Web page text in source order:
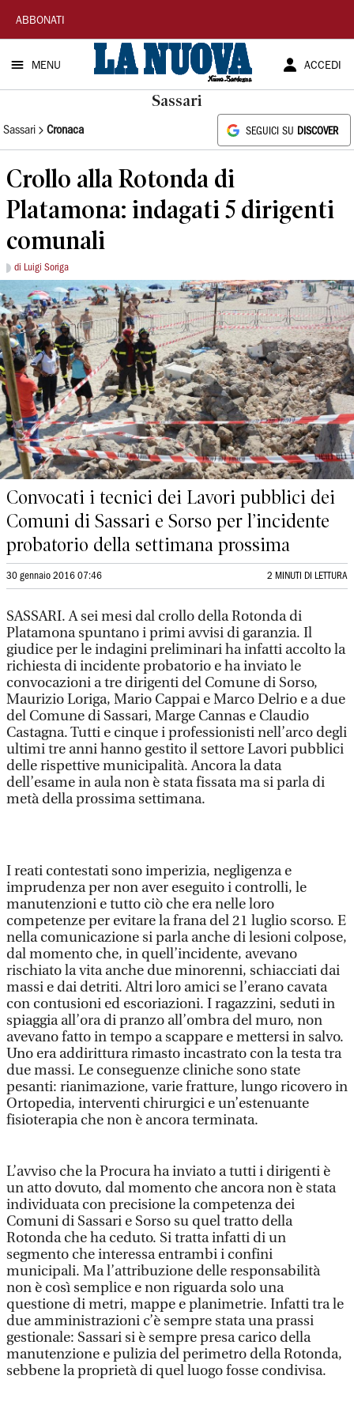
La
Nuova
Sardegna
ABBONATI
MENU ACCEDI
Sassari
Sassari Cronaca SEGUICI SU DISCOVER
Crollo alla Rotonda di
Platamona: indagati 5 dirigenti
comunali
di Luigi Soriga
Convocati i tecnici dei Lavori pubblici dei
Comuni di Sassari e Sorso per l’incidente
probatorio della settimana prossima
30 gennaio 2016 07:46 2 MINUTI DI LETTURA
SASSARI. A sei mesi dal crollo della Rotonda di
Platamona spuntano i primi avvisi di garanzia. Il
giudice per le indagini preliminari ha infatti accolto la
richiesta di incidente probatorio e ha inviato le
convocazioni a tre dirigenti del Comune di Sorso,
Maurizio Loriga, Mario Cappai e Marco Delrio e a due
del Comune di Sassari, Marge Cannas e Claudio
Castagna. Tutti e cinque i professionisti nell’arco degli
ultimi tre anni hanno gestito il settore Lavori pubblici
delle rispettive municipalità. Ancora la data
dell’esame in aula non è stata fissata ma si parla di
metà della prossima settimana.
I reati contestati sono imperizia, negligenza e
imprudenza per non aver eseguito i controlli, le
manutenzioni e tutto ciò che era nelle loro
competenze per evitare la frana del 21 luglio scorso. E
nella comunicazione si parla anche di lesioni colpose,
dal momento che, in quell’incidente, avevano
rischiato la vita anche due minorenni, schiacciati dai
massi e dai detriti. Altri loro amici se l’erano cavata
con contusioni ed escoriazioni. I ragazzini, seduti in
spiaggia all’ora di pranzo all’ombra del muro, non
avevano fatto in tempo a scappare e mettersi in salvo.
Uno era addirittura rimasto incastrato con la testa tra
due massi. Le conseguenze cliniche sono state
pesanti: rianimazione, varie fratture, lungo ricovero in
Ortopedia, interventi chirurgici e un’estenuante
fisioterapia che non è ancora terminata.
L’avviso che la Procura ha inviato a tutti i dirigenti è
un atto dovuto, dal momento che ancora non è stata
individuata con precisione la competenza dei
Comuni di Sassari e Sorso su quel tratto della
Rotonda che ha ceduto. Si tratta infatti di un
segmento che interessa entrambi i confini
municipali. Ma l’attribuzione delle responsabilità
non è così semplice e non riguarda solo una
questione di metri, mappe e planimetrie. Infatti tra le
due amministrazioni c’è sempre stata una prassi
gestionale: Sassari si è sempre presa carico della
manutenzione e pulizia del perimetro della Rotonda,
sebbene la proprietà di quel luogo fosse condivisa.